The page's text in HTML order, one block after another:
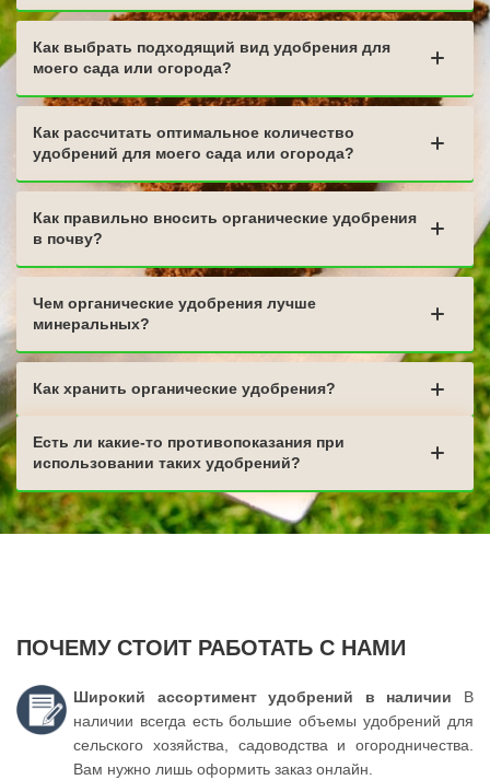
Как выбрать подходящий вид удобрения для
моего сада или огорода?
Как рассчитать оптимальное количество
удобрений для моего сада или огорода?
Как правильно вносить органические удобрения
в почву?
Чем органические удобрения лучше
минеральных?
Как хранить органические удобрения?
Есть ли какие-то противопоказания при
использовании таких удобрений?
ПОЧЕМУ СТОИТ РАБОТАТЬ С НАМИ
Широкий ассортимент удобрений в наличии В
наличии всегда есть большие объемы удобрений для
сельского хозяйства, садоводства и огородничества.
Вам нужно лишь оформить заказ онлайн.